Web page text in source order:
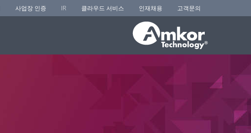
사업장 인증 IR 클라우드 서비스 인재채용 고객문의